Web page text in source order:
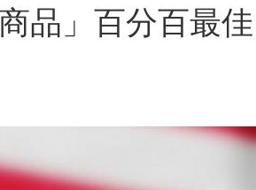
品」百分百最佳